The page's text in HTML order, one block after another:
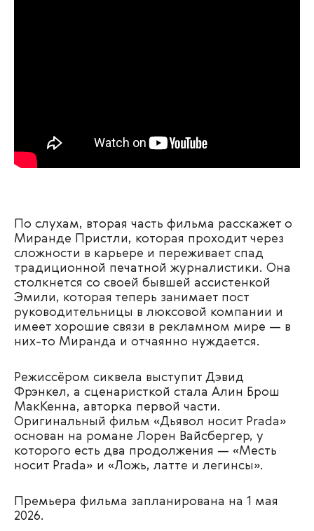
По слухам, вторая часть фильма расскажет о
Миранде Пристли, которая проходит через
сложности в карьере и переживает спад
традиционной печатной журналистики. Она
столкнется со своей бывшей ассистенкой
Эмили, которая теперь занимает пост
руководительницы в люксовой компании и
имеет хорошие связи в рекламном мире — в
них-то Миранда и отчаянно нуждается.
Режиссёром сиквела выступит Дэвид
Фрэнкел, а сценаристкой стала Алин Брош
МакКенна, авторка первой части.
Оригинальный фильм «Дьявол носит Prada»
основан на романе Лорен Вайсбергер, у
которого есть два продолжения — «Месть
носит Prada» и «Ложь, латте и легинсы».
Премьера фильма запланирована на 1 мая
2026.